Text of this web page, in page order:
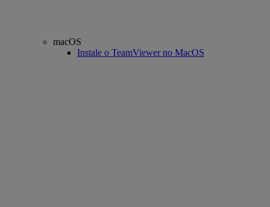
macOS
Instale o TeamViewer no MacOS